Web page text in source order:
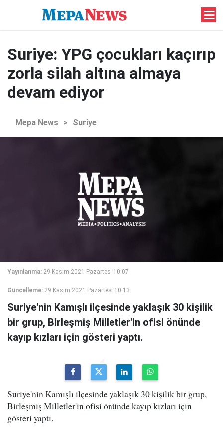
Suriye: YPG çocukları kaçırıp
zorla silah altına almaya
devam ediyor
Mepa News > Suriye
Yayınlanma: 29 Kasım 2021 Pazartesi 10:07
Güncelleme: 29 Kasım 2021 Pazartesi 10:13
Suriye'nin Kamışlı ilçesinde yaklaşık 30 kişilik
bir grup, Birleşmiş Milletler'in ofisi önünde
kayıp kızları için gösteri yaptı.
Suriye'nin Kamışlı ilçesinde yaklaşık 30 kişilik bir grup,
Birleşmiş Milletler'in ofisi önünde kayıp kızları için
gösteri yaptı.